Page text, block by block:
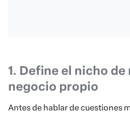
1. Define el nicho
negocio propio
Antes de hablar de cuestiones